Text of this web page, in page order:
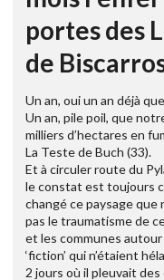
portes des
de
Un an, oui un an déjà
Un an, pile poil, que
milliers d’hectares en
La Teste de Buch (33).
Et à circuler route du
le constat est toujours
changé ce paysage que
pas le traumatisme de
et les communes
‘fiction’ qui n’étaient
2 jours où il pleuvait